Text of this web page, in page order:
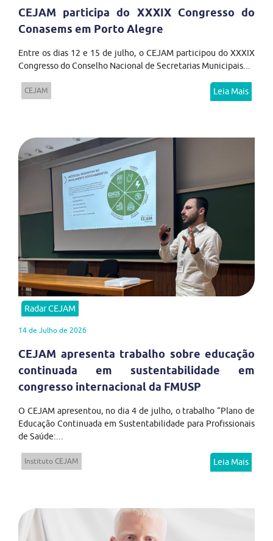
CEJAM participa do XXXIX Congresso do
Conasems em Porto Alegre
Entre os dias 12 e 15 de julho, o CEJAM participou do XXXIX
Congresso do Conselho Nacional de Secretarias Municipais...
CEJAM Leia Mais
Radar CEJAM
14 de Julho de 2026
CEJAM apresenta trabalho sobre educação
continuada em sustentabilidade em
congresso internacional da FMUSP
O CEJAM apresentou, no dia 4 de julho, o trabalho “Plano de
Educação Continuada em Sustentabilidade para Profissionais
de Saúde:...
Instituto CEJAM Leia Mais